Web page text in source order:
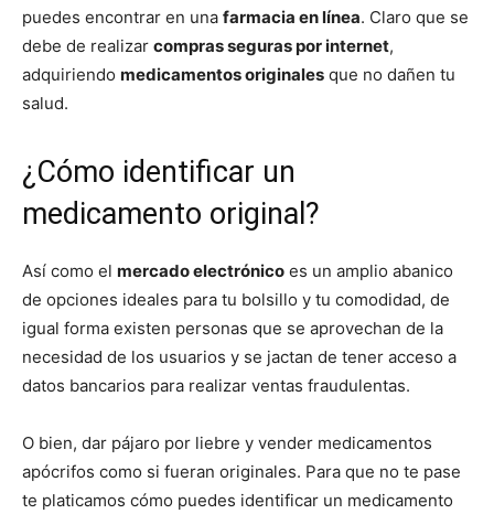
puedes encontrar en una farmacia en línea. Claro que se
debe de realizar compras seguras por internet,
adquiriendo medicamentos originales que no dañen tu
salud.
¿Cómo identificar un
medicamento original?
Así como el mercado electrónico es un amplio abanico
de opciones ideales para tu bolsillo y tu comodidad, de
igual forma existen personas que se aprovechan de la
necesidad de los usuarios y se jactan de tener acceso a
datos bancarios para realizar ventas fraudulentas.
O bien, dar pájaro por liebre y vender medicamentos
apócrifos como si fueran originales. Para que no te pase
te platicamos cómo puedes identificar un medicamento